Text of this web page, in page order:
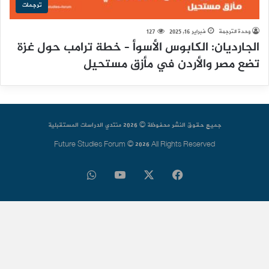
ترجمات
وحدة الترجمة فبراير 16, 2025 127
الجارديان: الكابوس الأسوأ – خطة ترامب حول غزة
تضع مصر والأردن في مأزق مستحيل
جميع حقوق النشر محفوظة © 2026 منتدي الدراسات المستقبلية
Future Studies Forum © 2026 All Rights Reserved
فيسبوك ‫YouTube